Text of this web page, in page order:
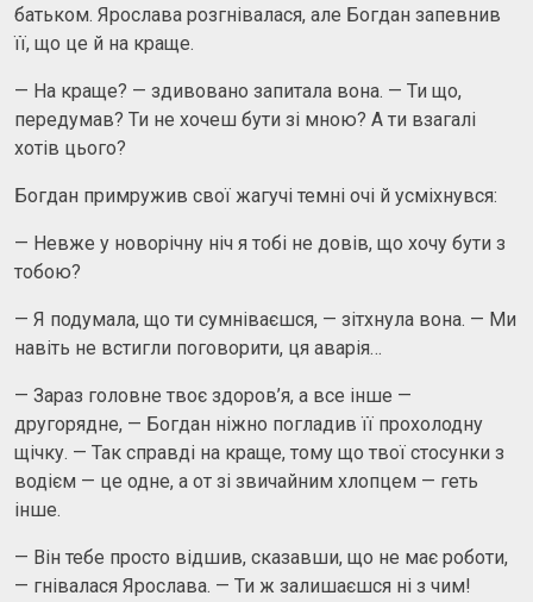
батьком. Ярослава розгнівалася, але Богдан запевнив
її, що це й на краще.
— На краще? — здивовано запитала вона. — Ти що,
передумав? Ти не хочеш бути зі мною? А ти взагалі
хотів цього?
Богдан примружив свої жагучі темні очі й усміхнувся:
— Невже у новорічну ніч я тобі не довів, що хочу бути з
тобою?
— Я подумала, що ти сумніваєшся, — зітхнула вона. — Ми
навіть не встигли поговорити, ця аварія…
— Зараз головне твоє здоров’я, а все інше —
другорядне, — Богдан ніжно погладив її прохолодну
щічку. — Так справді на краще, тому що твої стосунки з
водієм — це одне, а от зі звичайним хлопцем — геть
інше.
— Він тебе просто відшив, сказавши, що не має роботи,
— гнівалася Ярослава. — Ти ж залишаєшся ні з чим!